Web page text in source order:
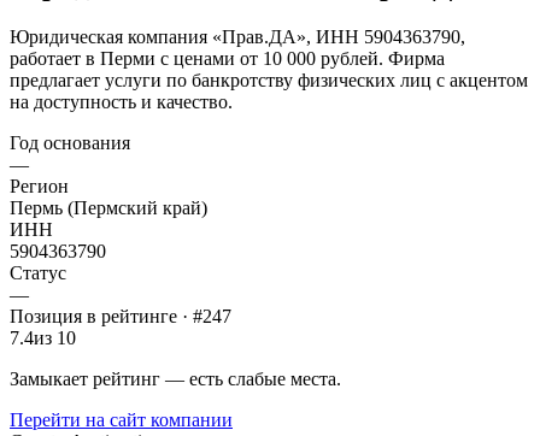
Юридическая компания «Прав.ДА», ИНН 5904363790,
работает в Перми с ценами от 10 000 рублей. Фирма
предлагает услуги по банкротству физических лиц с акцентом
на доступность и качество.
Год основания
—
Регион
Пермь (Пермский край)
ИНН
5904363790
Статус
—
Позиция в рейтинге · #247
7.4из 10
Замыкает рейтинг — есть слабые места.
Перейти на сайт компании